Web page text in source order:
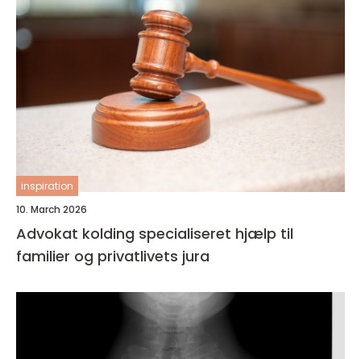
inspiration
10. March 2026
Advokat kolding specialiseret hjælp til
familier og privatlivets jura